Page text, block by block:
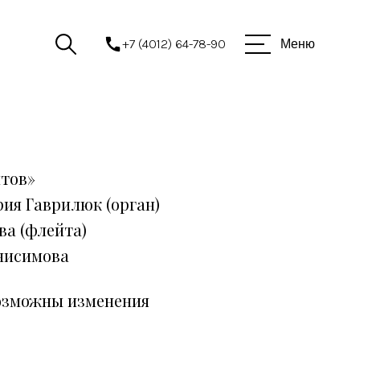
+7 (4012) 64-78-90 Меню
Гаврилюк (орган)
(флейта)
изменения